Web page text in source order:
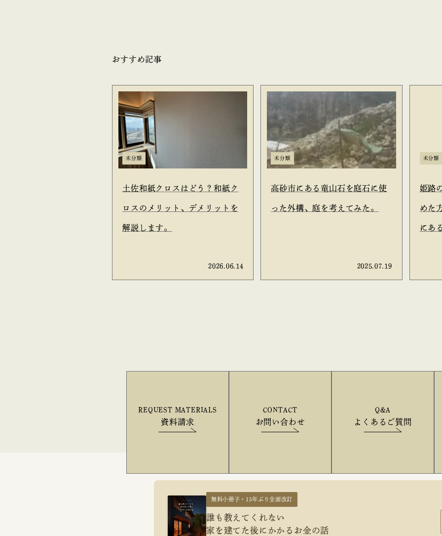
おすすめ記事
未分類
土佐和紙クロスはどう？和紙ク
ロスのメリット、デメリットを
解説します。
2026.06.14
未分類
高砂市にある竜山石を庭石に使
った外構、庭を考えてみた。
2025.07.19
未分類
姫路
めた
にあ
REQUEST MATERIALS
資料請求
CONTACT
お問い合わせ
Q&A
よくあるご質問
無料小冊子・15年ぶり全面改訂
誰も教えてくれない
家を建てた後にかかるお金の話